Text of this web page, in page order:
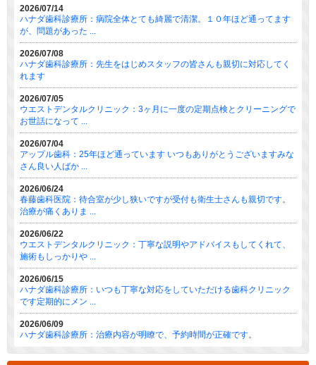
2026/07/14
ハナダ歯科診療所：病院全体とても綺麗で清潔。１０年ほど通ってます
が、問題があった ...
2026/07/08
ハナダ歯科診療所：先生をはじめスタッフの皆さんも親切に対応してく
れます
2026/07/05
ウエストデンタルクリニック：3ヶ月に一度の定期点検とクリーニングで
お世話になって ...
2026/07/04
アップル歯科：25年ほど通っています いつもありがとうございますみな
さん良い人ばか ...
2026/06/24
春藤歯科医院：待合室が少し狭いですが受付も衛生士さんも親切です。
治療が痛くありま ...
2026/06/22
ウエストデンタルクリニック：丁寧な説明やアドバイスもしてくれて、
施術もしっかりや ...
2026/06/15
ハナダ歯科診療所：いつも丁寧な対応をしていただける歯科クリニック
です定期的にメン ...
2026/06/09
ハナダ歯科診療所：治療内容が明瞭で、予約時間が正確です。